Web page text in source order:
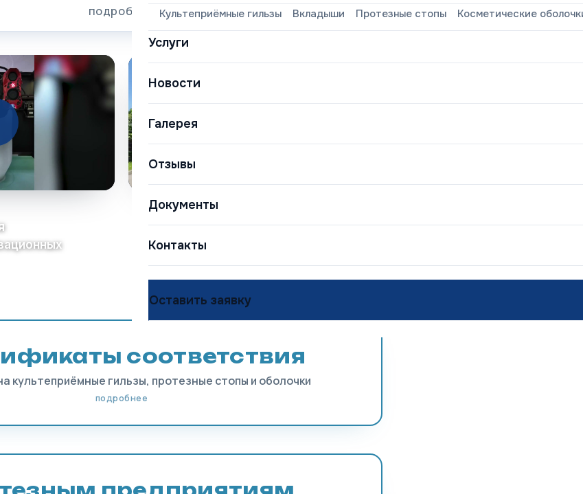
Культеприёмные гильзы Вкладыши Протезные стопы Косметические
Услуги
Новости
Галерея
Отзывы
Документы
Контакты
Оставить заявку
подробнее
3D-центр протезирования «Элия» в
Республиканском реабилитационном центре г.
Черкесск
соответствия
культеприёмные гильзы, протезные стопы и оболочки
подробнее